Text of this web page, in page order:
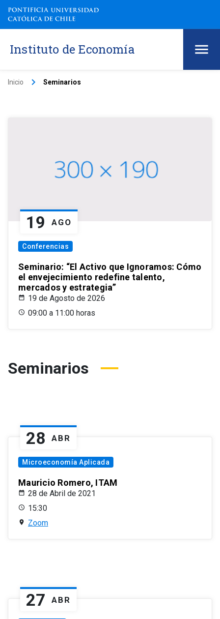
Instituto de Economía
Inicio keyboard_arrow_right Seminarios
19 AGO
Conferencias
Seminario: “El Activo que Ignoramos: Cómo
el envejecimiento redefine talento,
mercados y estrategia”
19 de Agosto de 2026
09:00 a 11:00 horas
Seminarios
28 ABR
Microeconomía Aplicada
Mauricio Romero, ITAM
28 de Abril de 2021
15:30
Zoom
27 ABR